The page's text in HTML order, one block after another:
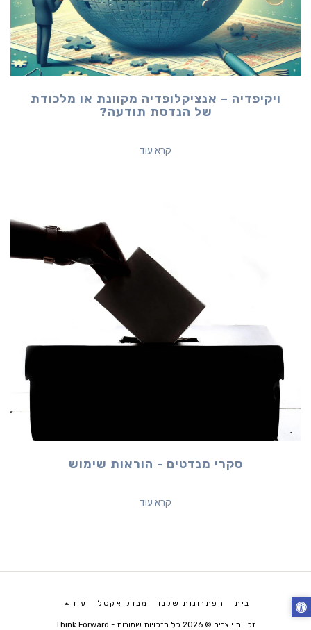
ויקיפדיה – אנציקלופדיה מקוונת או מלכודת
של הנדסת תודעה?
קרא עוד
סקרי מנדטים - הוראות שימוש
קרא עוד
בית הפתרונות שלנו מבדק אקסל עוד
זכויות יוצרים © 2026 כל הזכויות שמורות - Think Forward